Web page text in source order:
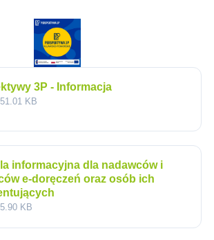
3P - Informacja
KB
informacyjna dla nadawców i
e-doręczeń oraz osób ich
KB